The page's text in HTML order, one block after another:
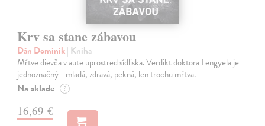
Krv sa stane zábavou
Dán Dominik| Kniha
Mŕtve dievča v aute uprostred sídliska. Verdikt doktora Lengyela je
jednoznačný - mladá, zdravá, pekná, len trochu mŕtva.
Na sklade ?
16,69 €